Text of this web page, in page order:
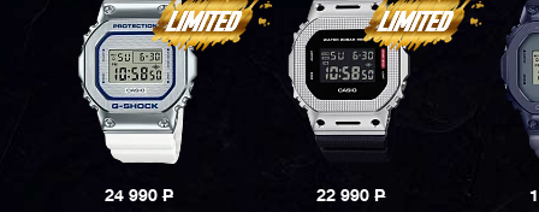
24 990P 22 990P